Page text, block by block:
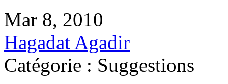
Mar 8, 2010
Hagadat Agadir
Catégorie : Suggestions